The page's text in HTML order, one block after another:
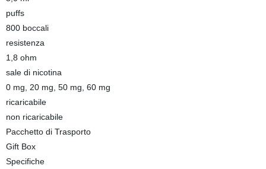
puffs
800 boccali
resistenza
1,8 ohm
sale di nicotina
0 mg, 20 mg, 50 mg, 60 mg
ricaricabile
non ricaricabile
Pacchetto di Trasporto
Gift Box
Specifiche